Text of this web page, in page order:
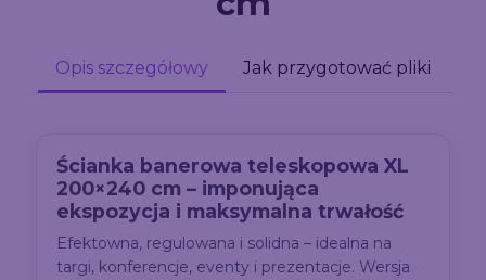
Opis szczegółowy Jak przygotować pliki
Ścianka banerowa teleskopowa XL
200×240 cm – imponująca
ekspozycja i maksymalna trwałość
Efektowna, regulowana i solidna – idealna na
targi, konferencje, eventy i prezentacje. Wersja